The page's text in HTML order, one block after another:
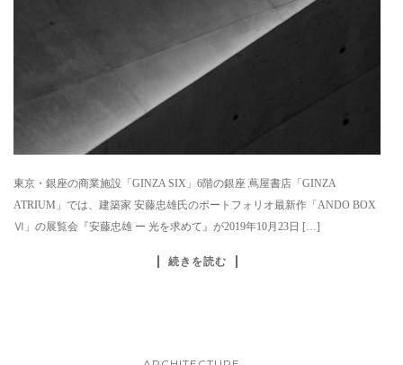
東京・銀座の商業施設「GINZA SIX」6階の銀座 蔦屋書店「GINZA
ATRIUM」では、建築家 安藤忠雄氏のポートフォリオ最新作「ANDO BOX
Ⅵ」の展覧会『安藤忠雄 ー 光を求めて』が2019年10月23日 […]
続きを読む